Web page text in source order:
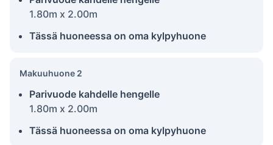
1.80m x 2.00m
Tässä huoneessa on oma kylpyhuone
Makuuhuone 2
Parivuode kahdelle hengelle
1.80m x 2.00m
Tässä huoneessa on oma kylpyhuone